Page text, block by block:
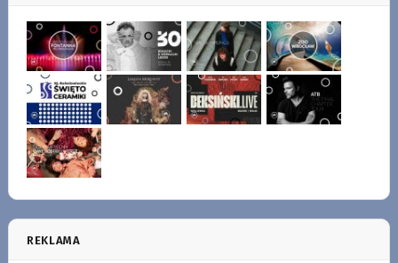
REKLAMA